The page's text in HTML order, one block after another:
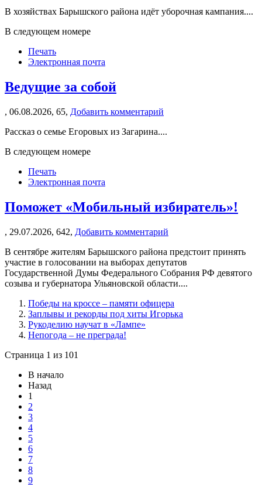
В хозяйствах Барышского района идёт уборочная кампания....
В следующем номере
Печать
Электронная почта
Ведущие за собой
, 06.08.2026, 65, Добавить комментарий
Рассказ о семье Егоровых из Загарина....
В следующем номере
Печать
Электронная почта
Поможет «Мобильный избиратель»!
, 29.07.2026, 642, Добавить комментарий
В сентябре жителям Барышского района предстоит принять
участие в голосовании на выборах депутатов
Государственной Думы Федерального Собрания РФ девятого
созыва и губернатора Ульяновской области....
Победы на кроссе – памяти офицера
Заплывы и рекорды под хиты Игорька
Рукоделию научат в «Лампе»
Непогода – не преграда!
Страница 1 из 101
В начало
Назад
1
2
3
4
5
6
7
8
9